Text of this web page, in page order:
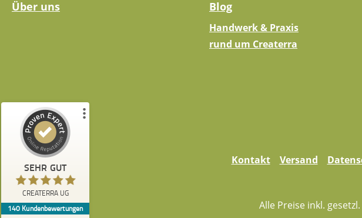
SEHR GUT
CREATERRA UG
140 Kundenbewertungen
Kundenbewertungen und Erfahrungen zu
CREATERRA UG
SEHR GUT
5,00
/
5,00
Über uns Blog
Handwerk & Praxis
rund um Createrra
Kontakt Versand
Alle Preise inkl.